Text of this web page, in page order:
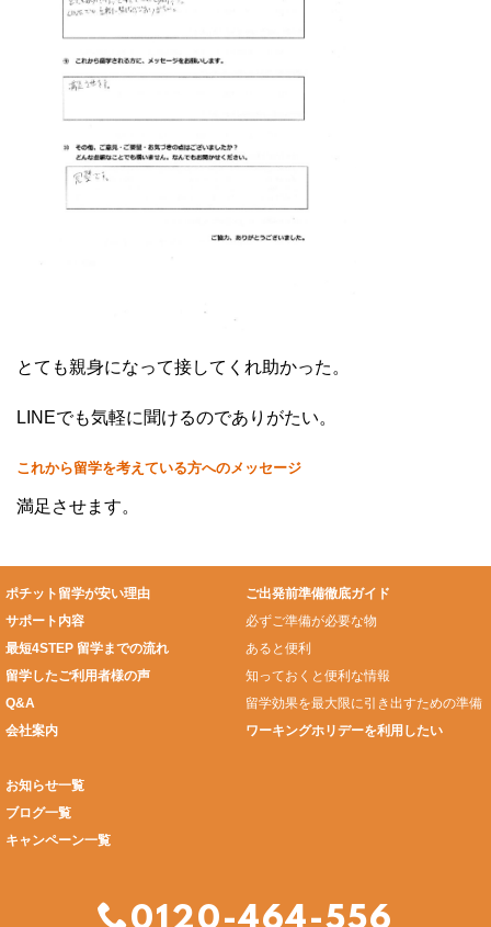
とても親身になって接してくれ助かった。
LINEでも気軽に聞けるのでありがたい。
これから留学を考えている方へのメッセージ
満足させます。
ポチット留学が安い理由
サポート内容
最短4STEP 留学までの流れ
留学したご利用者様の声
Q&A
会社案内
ご出発前準備徹底ガイド
必ずご準備が必要な物
あると便利
知っておくと便利な情報
留学効果を最大限に引き出すための準備
ワーキングホリデーを利用したい
お知らせ一覧
ブログ一覧
キャンペーン一覧